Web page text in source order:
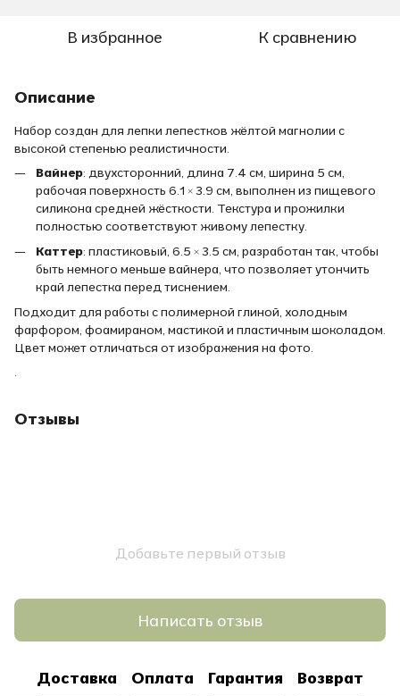
В избранное К сравнению
Описание
Набор создан для лепки лепестков жёлтой магнолии с
высокой степенью реалистичности.
Вайнер: двухсторонний, длина 7.4 см, ширина 5 см,
рабочая поверхность 6.1 × 3.9 см, выполнен из пищевого
силикона средней жёсткости. Текстура и прожилки
полностью соответствуют живому лепестку.
Каттер: пластиковый, 6.5 × 3.5 см, разработан так, чтобы
быть немного меньше вайнера, что позволяет утончить
край лепестка перед тиснением.
Подходит для работы с полимерной глиной, холодным
фарфором, фоамираном, мастикой и пластичным шоколадом.
Цвет может отличаться от изображения на фото.
.
Отзывы
Добавьте первый отзыв
Написать отзыв
Доставка Оплата Гарантия Возврат